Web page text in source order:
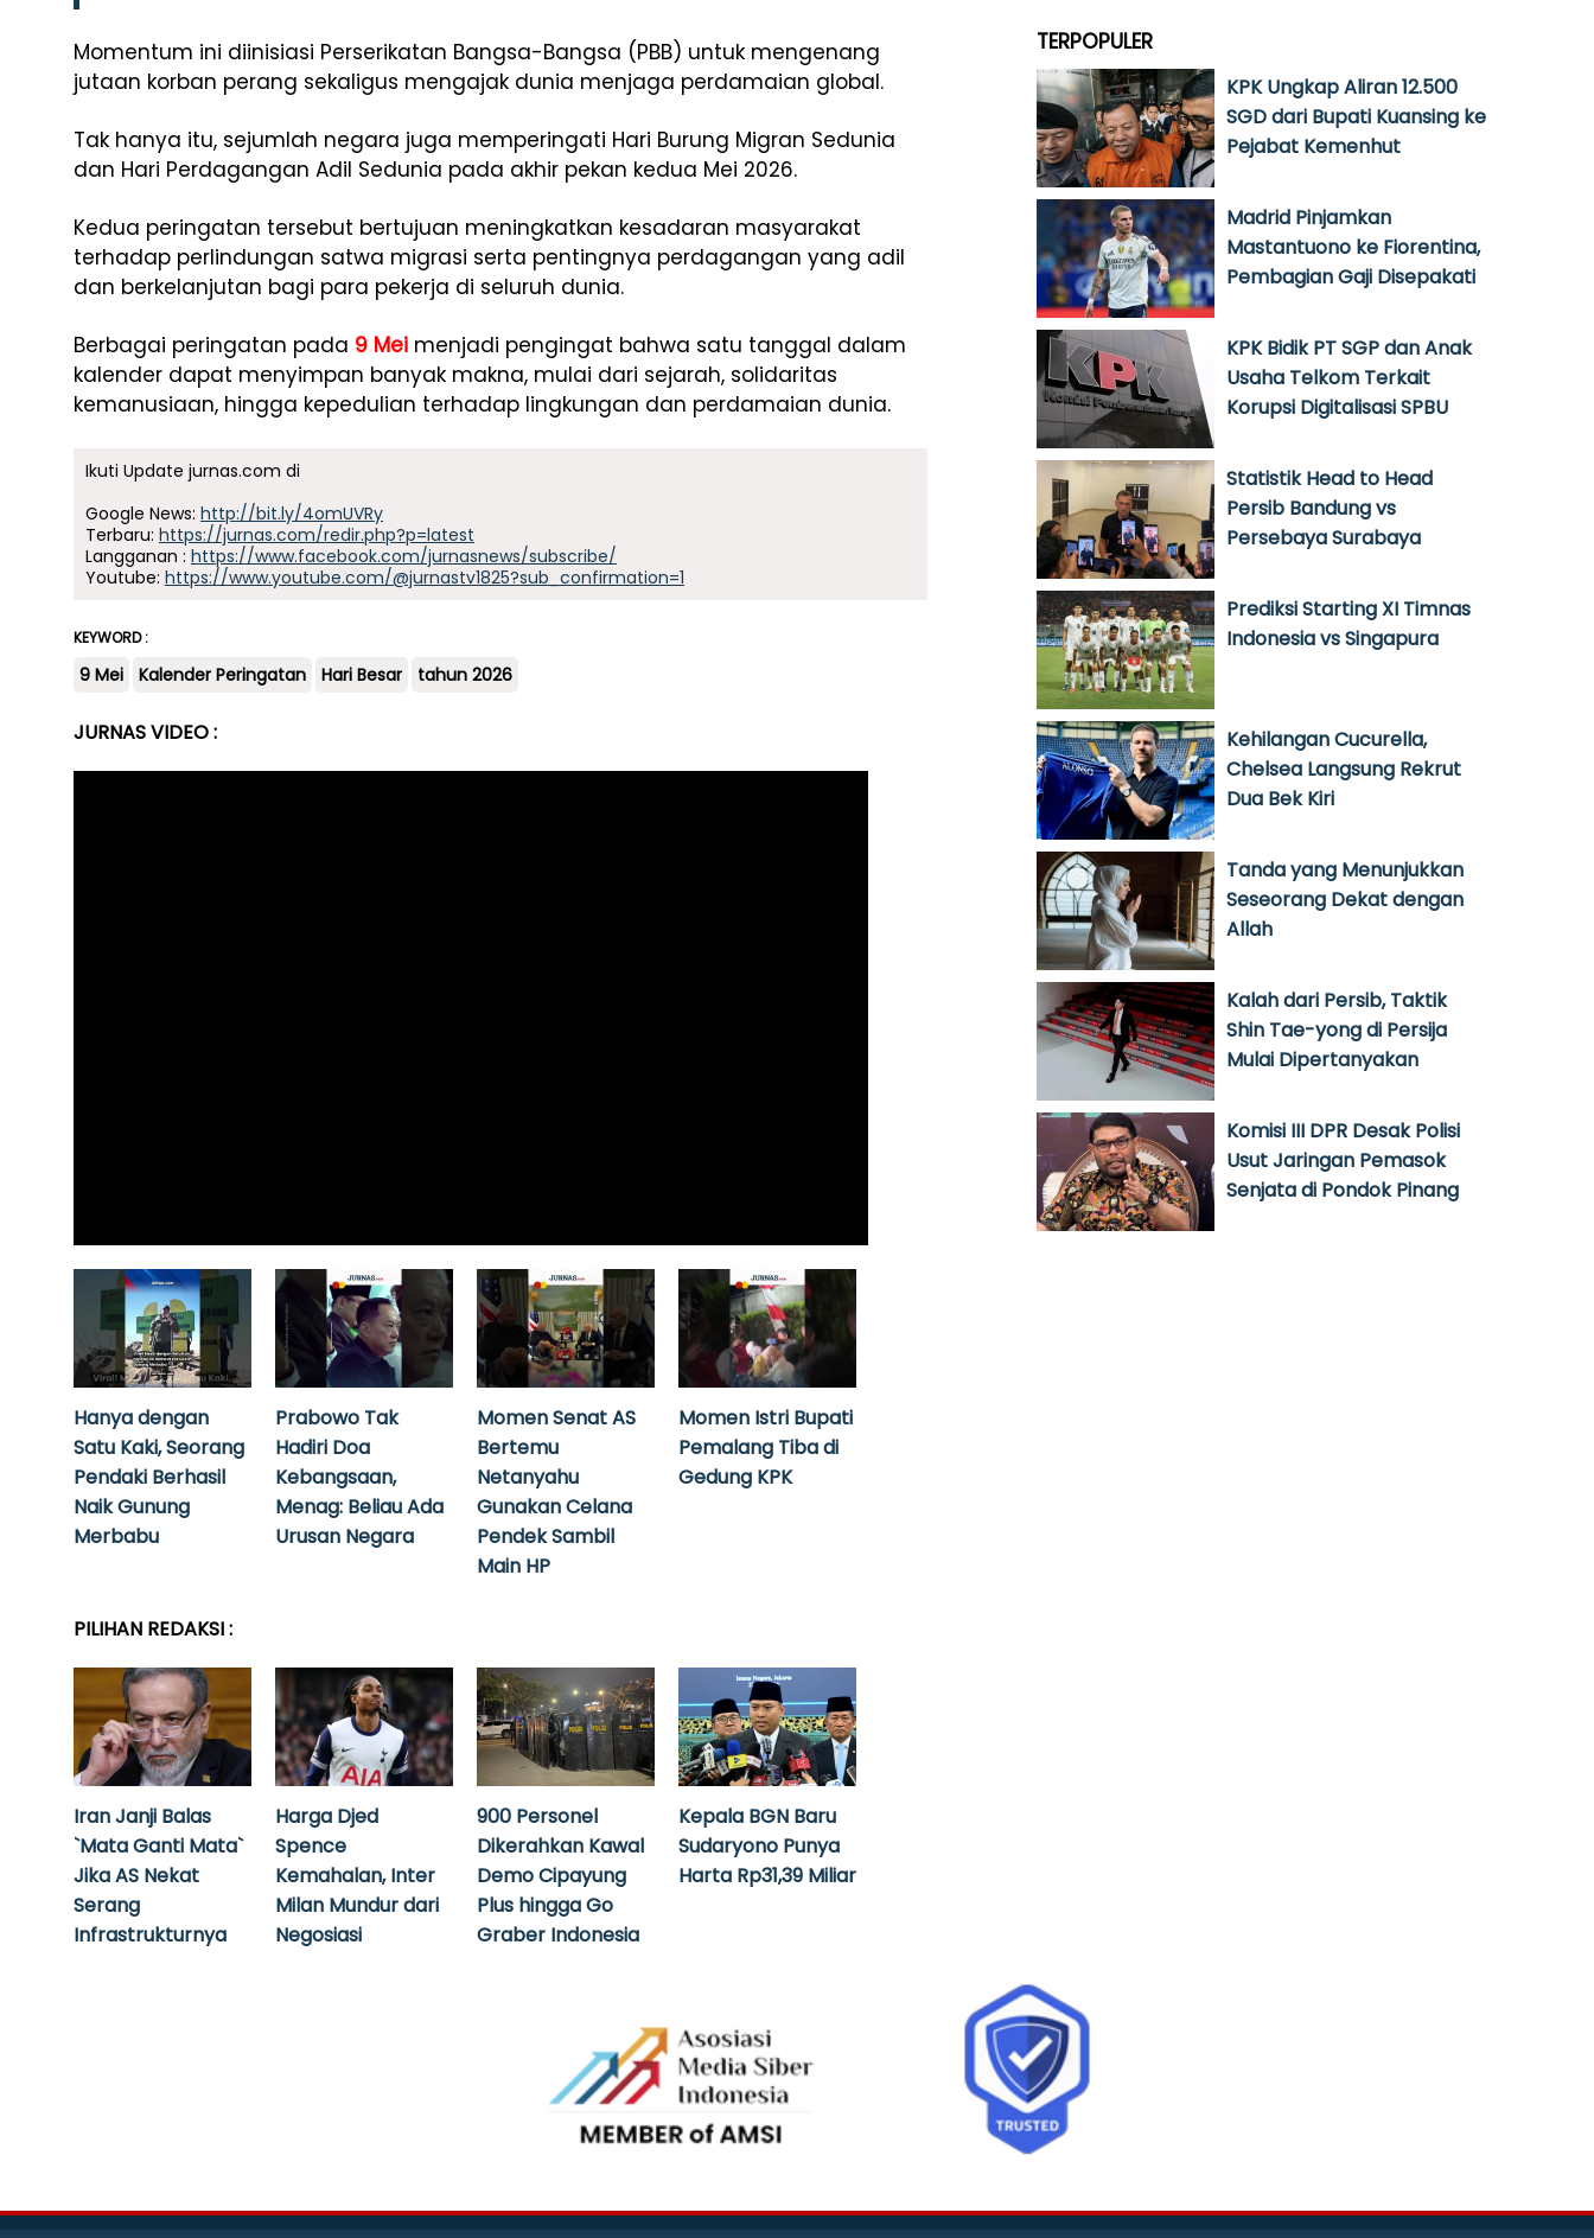
Momentum ini diinisiasi Perserikatan Bangsa-Bangsa (PBB) untuk mengenang
jutaan korban perang sekaligus mengajak dunia menjaga perdamaian global.
Tak hanya itu, sejumlah negara juga memperingati Hari Burung Migran Sedunia
dan Hari Perdagangan Adil Sedunia pada akhir pekan kedua Mei 2026.
Kedua peringatan tersebut bertujuan meningkatkan kesadaran masyarakat
terhadap perlindungan satwa migrasi serta pentingnya perdagangan yang adil
dan berkelanjutan bagi para pekerja di seluruh dunia.
Berbagai peringatan pada 9 Mei menjadi pengingat bahwa satu tanggal dalam
kalender dapat menyimpan banyak makna, mulai dari sejarah, solidaritas
kemanusiaan, hingga kepedulian terhadap lingkungan dan perdamaian dunia.
Ikuti Update jurnas.com di
Google News: http://bit.ly/4omUVRy
Terbaru: https://jurnas.com/redir.php?p=latest
Langganan : https://www.facebook.com/jurnasnews/subscribe/
Youtube: https://www.youtube.com/@jurnastv1825?sub_confirmation=1
KEYWORD :
9 Mei Kalender Peringatan Hari Besar tahun 2026
JURNAS VIDEO :
Hanya dengan
Satu Kaki, Seorang
Pendaki Berhasil
Naik Gunung
Merbabu
Prabowo Tak
Hadiri Doa
Kebangsaan,
Menag: Beliau Ada
Urusan Negara
Momen Senat AS
Bertemu
Netanyahu
Gunakan Celana
Pendek Sambil
Main HP
Momen Istri Bupati
Pemalang Tiba di
Gedung KPK
PILIHAN REDAKSI :
Iran Janji Balas
`Mata Ganti Mata`
Jika AS Nekat
Serang
Infrastrukturnya
Harga Djed
Spence
Kemahalan, Inter
Milan Mundur dari
Negosiasi
900 Personel
Dikerahkan Kawal
Demo Cipayung
Plus hingga Go
Graber Indonesia
Kepala BGN Baru
Sudaryono Punya
Harta Rp31,39 Miliar
TERPOPULER
KPK Ungkap Aliran 12.500
SGD dari Bupati Kuansing ke
Pejabat Kemenhut
Madrid Pinjamkan
Mastantuono ke Fiorentina,
Pembagian Gaji Disepakati
KPK Bidik PT SGP dan Anak
Usaha Telkom Terkait
Korupsi Digitalisasi SPBU
Statistik Head to Head
Persib Bandung vs
Persebaya Surabaya
Prediksi Starting XI Timnas
Indonesia vs Singapura
Kehilangan Cucurella,
Chelsea Langsung Rekrut
Dua Bek Kiri
Tanda yang Menunjukkan
Seseorang Dekat dengan
Allah
Kalah dari Persib, Taktik
Shin Tae-yong di Persija
Mulai Dipertanyakan
Komisi III DPR Desak Polisi
Usut Jaringan Pemasok
Senjata di Pondok Pinang